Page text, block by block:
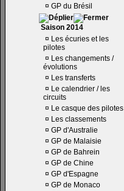
¤ GP du Brésil
Saison 2014
¤ Les écuries et les
pilotes
¤ Les changements /
évolutions
¤ Les transferts
¤ Le calendrier / les
circuits
¤ Le casque des pilotes
¤ Les classements
¤ GP d'Australie
¤ GP de Malaisie
¤ GP de Bahrein
¤ GP de Chine
¤ GP d'Espagne
¤ GP de Monaco